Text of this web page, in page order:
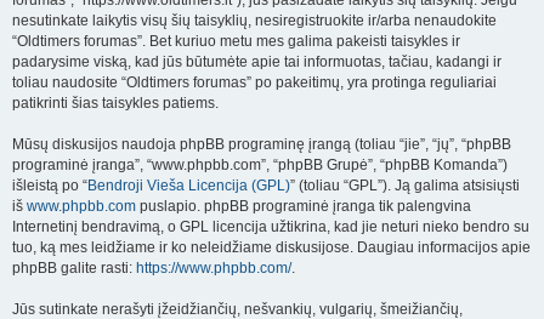
nesutinkate laikytis visų šių taisyklių, nesiregistruokite ir/arba nenaudokite
“Oldtimers forumas”. Bet kuriuo metu mes galima pakeisti taisykles ir
padarysime viską, kad jūs būtumėte apie tai informuotas, tačiau, kadangi ir
toliau naudosite “Oldtimers forumas” po pakeitimų, yra protinga reguliariai
patikrinti šias taisykles patiems.
Mūsų diskusijos naudoja phpBB programinę įrangą (toliau “jie”, “jų”, “phpBB
programinė įranga”, “www.phpbb.com”, “phpBB Grupė”, “phpBB Komanda”)
išleistą po “Bendroji Vieša Licencija (GPL)” (toliau “GPL”). Ją galima atsisiųsti
iš www.phpbb.com puslapio. phpBB programinė įranga tik palengvina
Internetinį bendravimą, o GPL licencija užtikrina, kad jie neturi nieko bendro su
tuo, ką mes leidžiame ir ko neleidžiame diskusijose. Daugiau informacijos apie
phpBB galite rasti: https://www.phpbb.com/.
Jūs sutinkate nerašyti įžeidžiančių, nešvankių, vulgarių, šmeižiančių,